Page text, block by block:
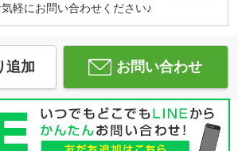
軽にお問い合わせください♪
追加 お問い合わせ